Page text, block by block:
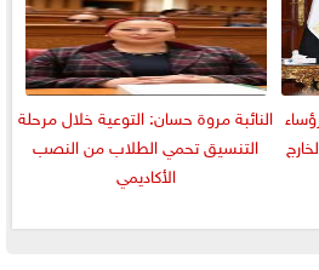
النائبة مروة حسان: التوعية خلال مرحلة
التنسيق تحمي الطلاب من النصب
الأكاديمي